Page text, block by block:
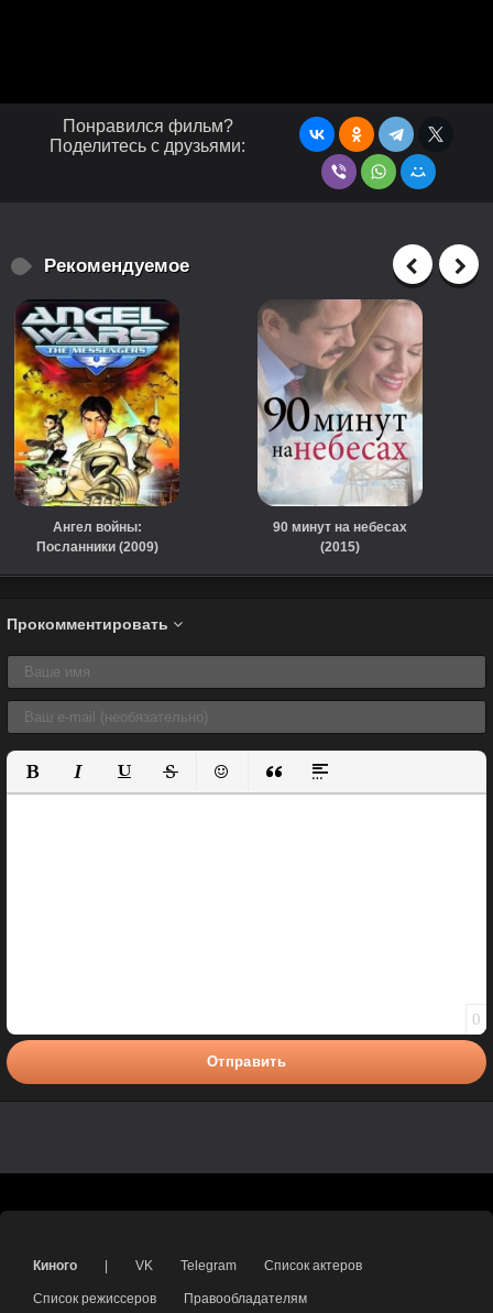
Понравился фильм?
Поделитесь с друзьями:
Рекомендуемое
Ангел войны:
Посланники (2009)
90 минут на небесах
(2015)
Прокомментировать
Полужирный
КурсивПодчеркнутый
ЗачеркнутыйВставить смайлик
Вставка цитаты
Вставка спойлера
0
Отправить
Киного VK Telegram Список актеров
Список режиссеров Правообладателям